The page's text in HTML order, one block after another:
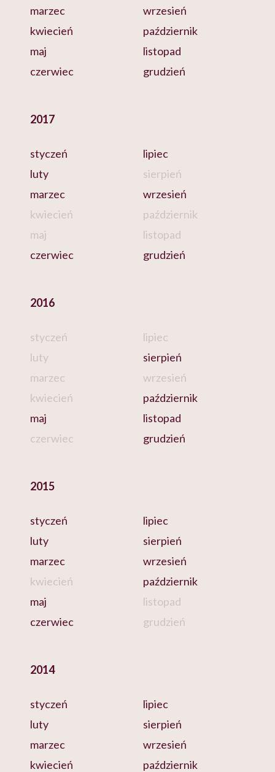
marzec
kwiecień
maj
czerwiec
wrzesień
październik
listopad
grudzień
2017
styczeń
luty
marzec
kwiecień
maj
czerwiec
lipiec
sierpień
wrzesień
październik
listopad
grudzień
2016
styczeń
luty
marzec
kwiecień
maj
czerwiec
lipiec
sierpień
wrzesień
październik
listopad
grudzień
2015
styczeń
luty
marzec
kwiecień
maj
czerwiec
lipiec
sierpień
wrzesień
październik
listopad
grudzień
2014
styczeń
luty
marzec
kwiecień
lipiec
sierpień
wrzesień
październik